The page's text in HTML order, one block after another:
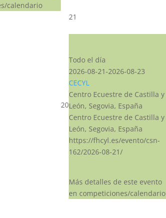
calendario
20
21
Todo el día
2026-08-21-2026-08-23
CECYL
Centro Ecuestre de Castilla y
León, Segovia, España
Centro Ecuestre de Castilla y
León, Segovia, España
https://fhcyl.es/evento/csn-
162/2026-08-21/
Más detalles de este evento
en competiciones/calendario